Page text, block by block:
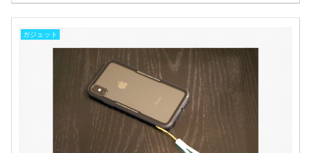
ガジェット